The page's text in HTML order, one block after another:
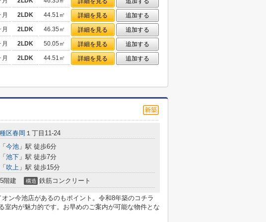
月 2LDK 44.51㎡ 詳細を見る
追加する
月 2LDK 46.35㎡ 詳細を見る
追加する
月 2LDK 50.05㎡ 詳細を見る
追加する
月 2LDK 44.51㎡ 詳細を見る 追加する
区春岡 １丁目11-24
「 今池 」駅 徒歩6分
「 池下 」駅 徒歩7分
「 吹上 」駅 徒歩15分
5階建 構造 鉄筋コンクリート
ン今池店があるのもポイント。令和8年築のコチラ
室内が魅力的です。お早めのご案内が可能な物件とな